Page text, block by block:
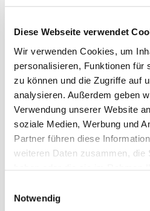
Diese Webseite verwendet
Wir verwenden Cookies, um
personalisieren, Funktionen für
zu können und die Zugriffe auf
analysieren. Außerdem geben
Verwendung unserer Website
soziale Medien, Werbung und
Partner führen diese
weiteren Daten zusammen, die
Notwendig
Hierzu stehen Ihnen die
Auswahl:
Sporthalle der
Sozialwesen Pankow(
Jeden Mittwoch: 16:30 –
Begegnungsstätte an
Stadtteilzentrum (hier
Stadtteilzentrum
gehts zum Flyer